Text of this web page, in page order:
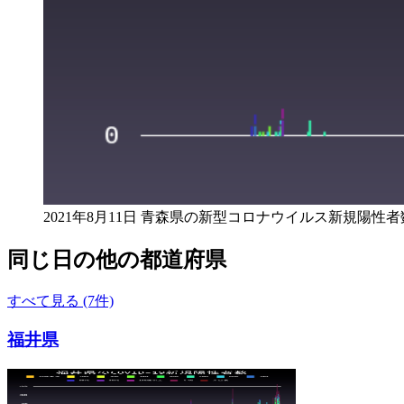
2021年8月11日 青森県の新型コロナウイルス新規陽性者
同じ日の他の都道府県
すべて見る (7件)
福井県